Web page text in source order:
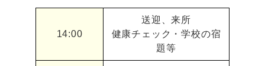
14:00
送迎、来所
健康チェック・学校の宿
題等